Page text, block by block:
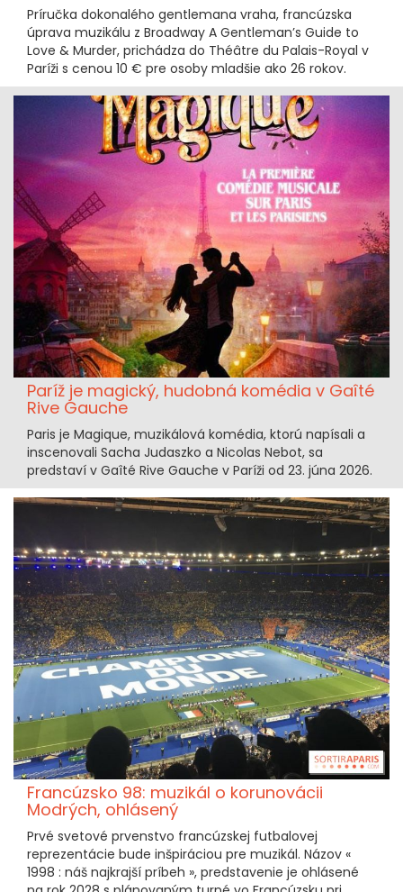
Príručka dokonalého gentlemana vraha, francúzska
úprava muzikálu z Broadway A Gentleman’s Guide to
Love & Murder, prichádza do Théâtre du Palais-Royal v
Paríži s cenou 10 € pre osoby mladšie ako 26 rokov.
Paríž je magický, hudobná komédia v Gaîté
Rive Gauche
Paris je Magique, muzikálová komédia, ktorú napísali a
inscenovali Sacha Judaszko a Nicolas Nebot, sa
predstaví v Gaîté Rive Gauche v Paríži od 23. júna 2026.
Francúzsko 98: muzikál o korunovácii
Modrých, ohlásený
Prvé svetové prvenstvo francúzskej futbalovej
reprezentácie bude inšpiráciou pre muzikál. Názov «
1998 : náš najkrajší príbeh », predstavenie je ohlásené